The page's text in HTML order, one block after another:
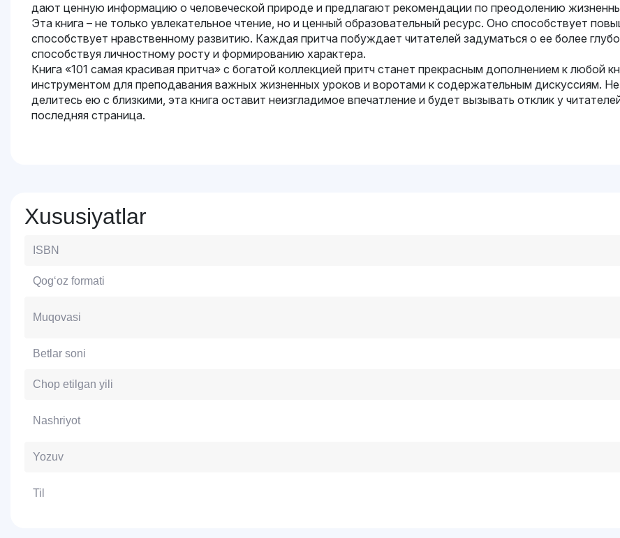
дают ценную информацию о человеческой природе и предлагают рекомендации по преодолению
Эта книга – не только увлекательное чтение, но и ценный образовательный ресурс. Оно способствует
способствует нравственному развитию. Каждая притча побуждает читателей задуматься о ее более
способствуя личностному росту и формированию характера.
Книга «101 самая красивая притча» с богатой коллекцией притч станет прекрасным дополнением к
инструментом для преподавания важных жизненных уроков и воротами к содержательным дискуссиям.
делитесь ею с близкими, эта книга оставит неизгладимое впечатление и будет вызывать отклик у
последняя страница.
Xususiyatlar
ISBN
Qog‘oz formati
Muqovasi
Betlar soni
Chop etilgan yili
Nashriyot
Yozuv
Til